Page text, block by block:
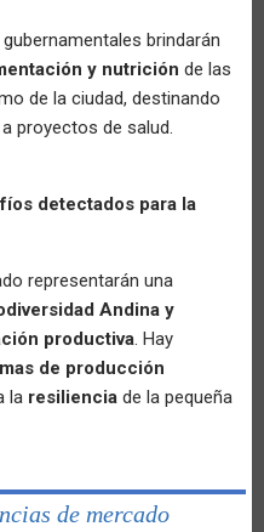
brindarán
y nutrición de las
de la ciudad, destinando
proyectos de salud.
detectados para la
representarán una
Andina y
productiva. Hay
de producción
la resiliencia de la pequeña
de mercado